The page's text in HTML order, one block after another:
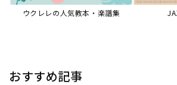
ウクレレの人気教本・楽譜集
おすすめ記事